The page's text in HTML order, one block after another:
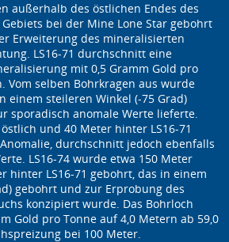
außerhalb des östlichen Endes des
bei der Mine Lone Star gebohrt
Erweiterung des mineralisierten
LS16-71 durchschnitt eine
mit 0,5 Gramm Gold pro
Vom selben Bohrkragen aus wurde
einem steileren Winkel (-75 Grad)
sporadisch anomale Werte lieferte.
und 40 Meter hinter LS16-71
durchschnitt jedoch ebenfalls
LS16-74 wurde etwa 150 Meter
hinter LS16-71 gebohrt, das in einem
gebohrt und zur Erprobung des
konzipiert wurde. Das Bohrloch
Gold pro Tonne auf 4,0 Metern ab 59,0
bei 100 Meter.